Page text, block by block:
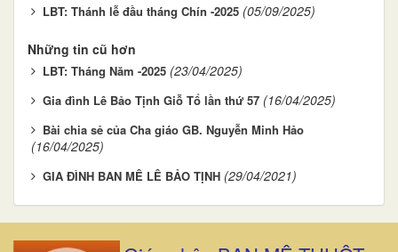
LBT: Thánh lễ đầu tháng Chín -2025 (05/09/2025)
Những tin cũ hơn
LBT: Tháng Năm -2025 (23/04/2025)
Gia đình Lê Bảo Tịnh Giỗ Tổ lần thứ 57 (16/04/2025)
Bài chia sẻ của Cha giáo GB. Nguyễn Minh Hảo
(16/04/2025)
GIA ĐÌNH BAN MÊ LÊ BẢO TỊNH (29/04/2021)